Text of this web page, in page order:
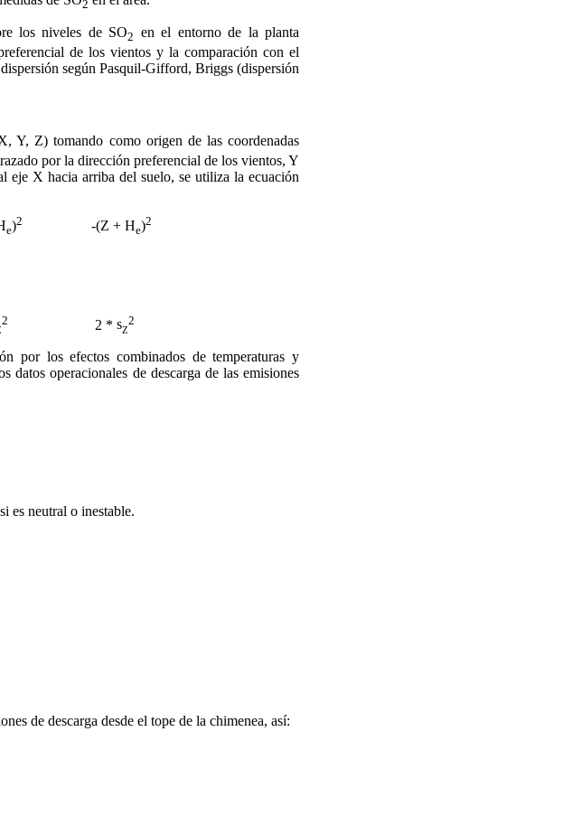
2
los niveles de SO2 en el entorno de la planta
de los vientos y la comparación con el
según Pasquil-Gifford, Briggs (dispersión
Y, Z) tomando como origen de las coordenadas
por la dirección preferencial de los vientos, Y
X hacia arriba del suelo, se utiliza la ecuación
e)2 -(Z + He)2
2 2 * sZ
2
por los efectos combinados de temperaturas y
operacionales de descarga de las emisiones
es neutral o inestable.
de descarga desde el tope de la chimenea, así: